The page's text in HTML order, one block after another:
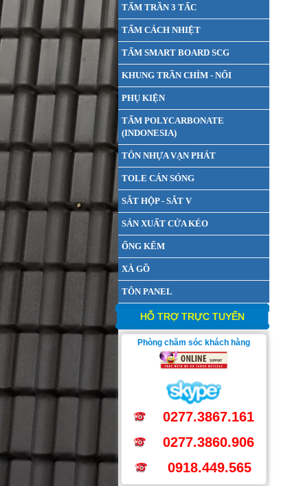
TẤM TRẦN 3 TẤC
TẤM CÁCH NHIỆT
TẤM SMART BOARD SCG
KHUNG TRẦN CHÌM - NỔI
PHỤ KIỆN
TẤM POLYCARBONATE
(INDONESIA)
TÔN NHỰA VẠN PHÁT
TOLE CÁN SÓNG
SẮT HỘP - SẮT V
SẢN XUẤT CỬA KÉO
ỐNG KẼM
XÀ GỒ
TÔN PANEL
HỖ TRỢ TRỰC TUYẾN
Phòng chăm sóc khách hàng
0277.3867.161
0277.3860.906
0918.449.565